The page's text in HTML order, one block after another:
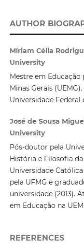
AUTHOR
Míriam Célia
University
Mestre em Educação
Minas Gerais
Universidade Federal
José de Sousa
University
Pós-doutor pela
História e Filosofia
Universidade
pela UFMG e
universidade (2013).
em Educação na
REFERENCES